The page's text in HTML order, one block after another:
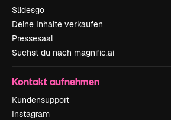
Slidesgo
Deine Inhalte verkaufen
Pressesaal
Suchst du nach magnific.ai
Kontakt aufnehmen
Kundensupport
Instagram